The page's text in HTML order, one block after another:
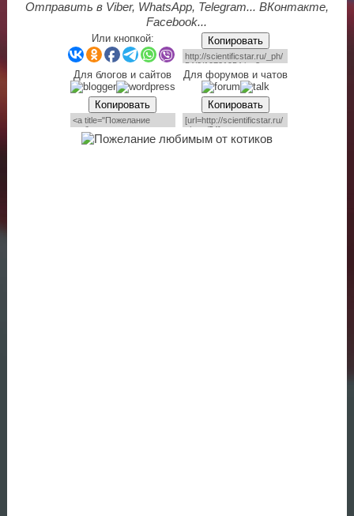
Отправить в Viber, WhatsApp, Telegram... ВКонтакте,
Facebook...
Или кнопкой: Копировать
Для блогов и сайтов Для форумов и чатов
Копировать Копировать